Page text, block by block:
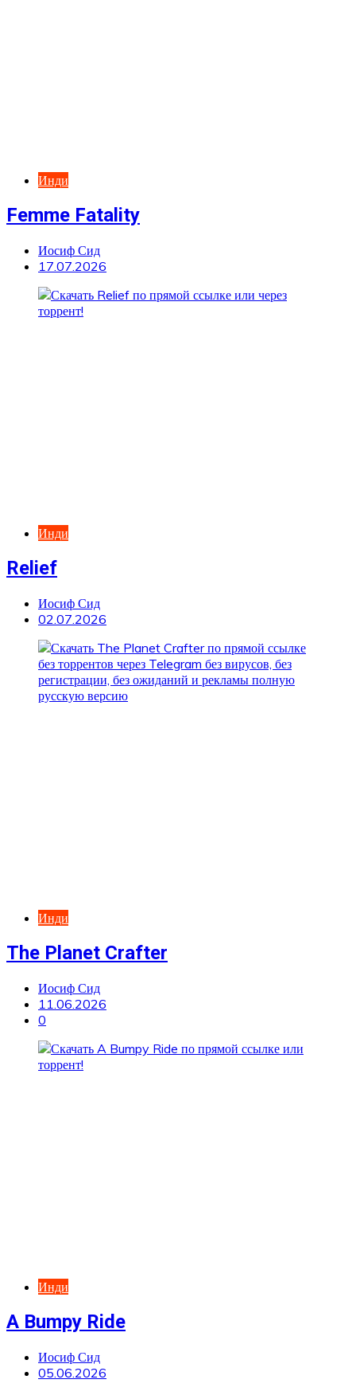
Инди
Femme Fatality
Иосиф Сид
17.07.2026
Инди
Relief
Иосиф Сид
02.07.2026
Инди
The Planet Crafter
Иосиф Сид
11.06.2026
0
Инди
A Bumpy Ride
Иосиф Сид
05.06.2026